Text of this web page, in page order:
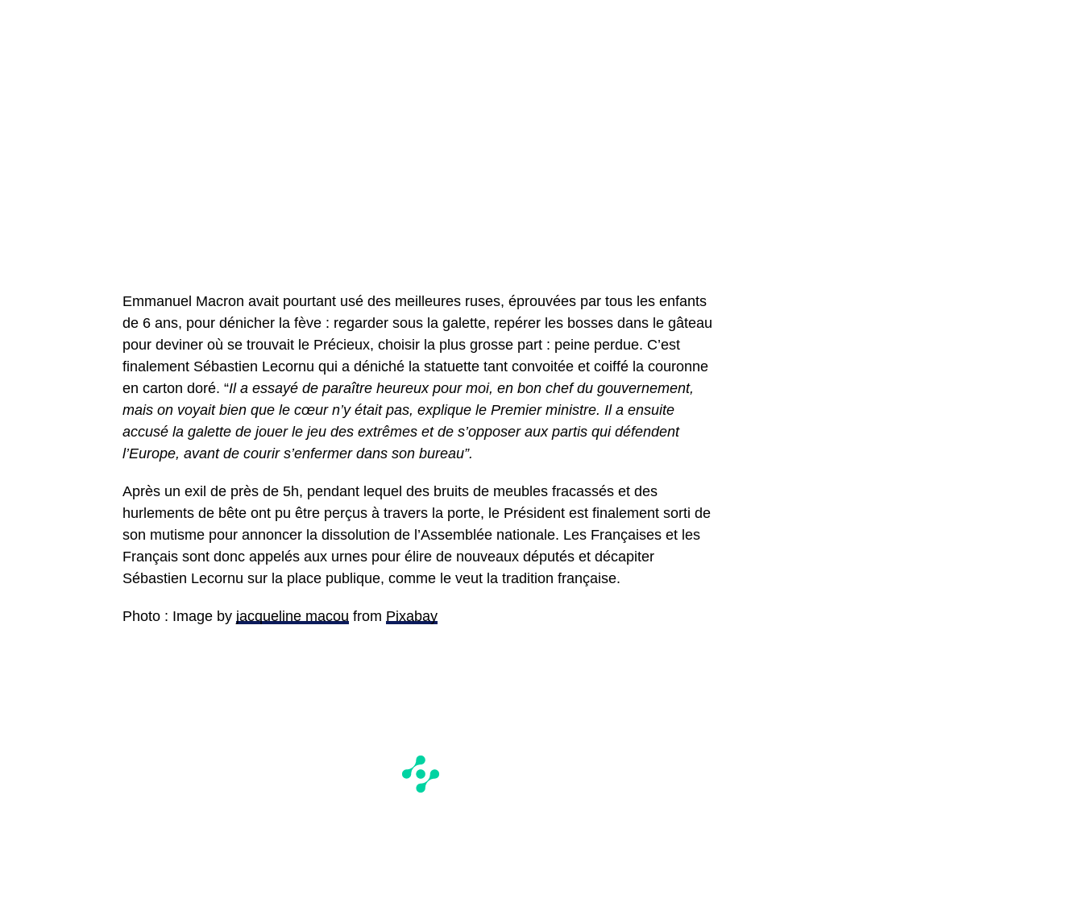
Emmanuel Macron avait pourtant usé des meilleures ruses, éprouvées par tous les enfants
de 6 ans, pour dénicher la fève : regarder sous la galette, repérer les bosses dans le gâteau
pour deviner où se trouvait le Précieux, choisir la plus grosse part : peine perdue. C’est
finalement Sébastien Lecornu qui a déniché la statuette tant convoitée et coiffé la couronne
en carton doré. “Il a essayé de paraître heureux pour moi, en bon chef du gouvernement,
mais on voyait bien que le cœur n’y était pas, explique le Premier ministre. Il a ensuite
accusé la galette de jouer le jeu des extrêmes et de s’opposer aux partis qui défendent
l’Europe, avant de courir s’enfermer dans son bureau”.
Après un exil de près de 5h, pendant lequel des bruits de meubles fracassés et des
hurlements de bête ont pu être perçus à travers la porte, le Président est finalement sorti de
son mutisme pour annoncer la dissolution de l’Assemblée nationale. Les Françaises et les
Français sont donc appelés aux urnes pour élire de nouveaux députés et décapiter
Sébastien Lecornu sur la place publique, comme le veut la tradition française.
Photo : Image by jacqueline macou from Pixabay